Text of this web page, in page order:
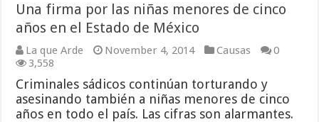
Una firma por las niñas menores de cinco
años en el Estado de México
La que Arde November 4, 2014 Causas
0
3,558
Criminales sádicos continúan torturando y
asesinando también a niñas menores de cinco
años en todo el país. Las cifras son alarmantes.